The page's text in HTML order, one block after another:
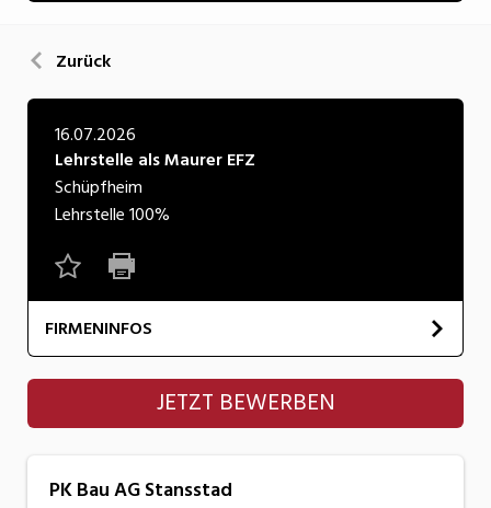
Kultur
Natur
Verkehr/Logistik
Wirtschaft/Verwaltung
Zurück
16.07.2026
Lehrstelle als Maurer EFZ
Schüpfheim
Lehrstelle100%
FIRMENINFOS
PK Bau AG Stansstad
JETZT BEWERBEN
PK Bau AG Stansstad